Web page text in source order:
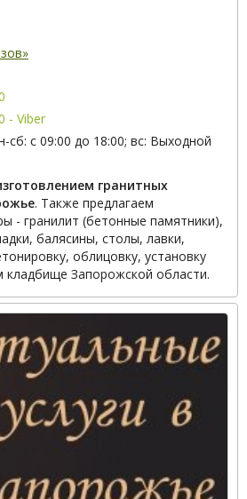
- Viber
с 09:00 до 18:00; вс: Выходной
гранитных
. Также предлагаем
- гранилит (бетонные памятники),
балясины, столы, лавки,
облицовку, установку
Запорожской области.